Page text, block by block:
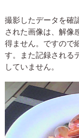
撮影したデータを確
された画像は、解像
得ません。ですので
す。また記録される
していません。